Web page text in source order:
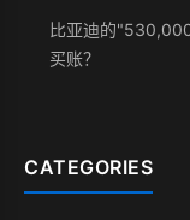
比亚迪的
买账？
CATEGORIES